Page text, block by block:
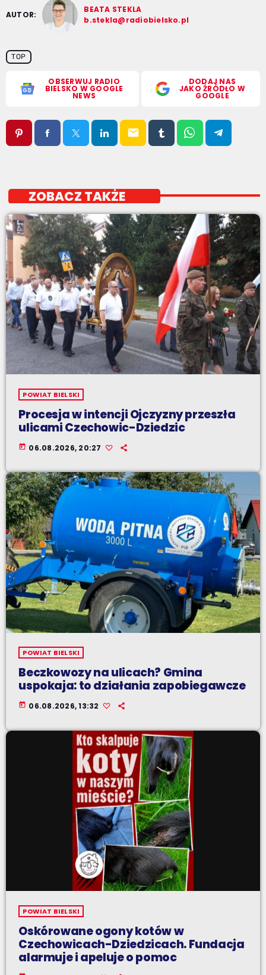
AUTOR:
BEATA STEKLA
b.stekla@radiobielsko.pl
TOP
OBSERWUJ RADIO
BIELSKO W GOOGLE
NEWS
DODAJ NAS
JAKO ŹRÓDŁO W
GOOGLE
email
ZOBACZ TAKŻE
POWIAT BIELSKI
Procesja w intencji Ojczyzny przeszła
ulicami Czechowic-Dziedzic
today 06.08.2026, 20:27
POWIAT BIELSKI
Beczkowozy na ulicach? Gmina
uspokaja: to działania zapobiegawcze
today 06.08.2026, 13:32
POWIAT BIELSKI
Oskórowane ogony kotów w
Czechowicach-Dziedzicach. Fundacja
alarmuje i apeluje o pomoc